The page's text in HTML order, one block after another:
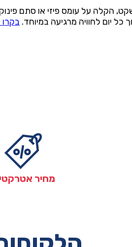
הקלה על עומס פיזי או סתם פינוק
כל יום לחוויה מרגיעה במיוחד. בקרו
מחיר